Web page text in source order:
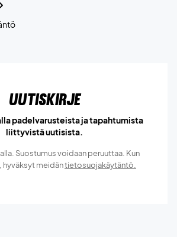
Uutiskirje
padelvarusteista ja tapahtumista
liittyvistä uutisista.
Suostumus voidaan peruuttaa. Kun
meidäntietosuojakäytäntö.